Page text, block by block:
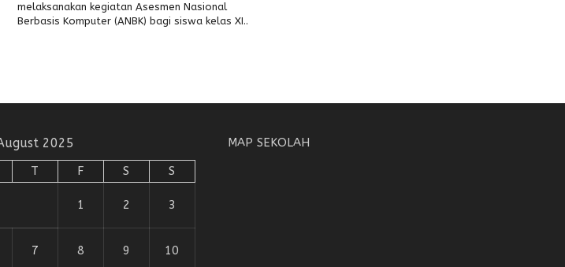
melaksanakan kegiatan Asesmen Nasional
Berbasis Komputer (ANBK) bagi siswa kelas XI..
2025
T F S S
1 2 3
7 8 9 10
MAP SEKOLAH